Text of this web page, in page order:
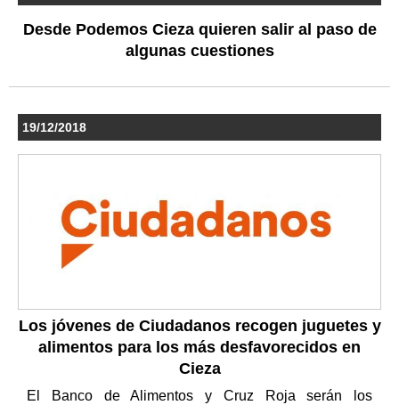
Desde Podemos Cieza quieren salir al paso de
algunas cuestiones
19/12/2018
Los jóvenes de Ciudadanos recogen juguetes y
alimentos para los más desfavorecidos en
Cieza
El Banco de Alimentos y Cruz Roja serán los